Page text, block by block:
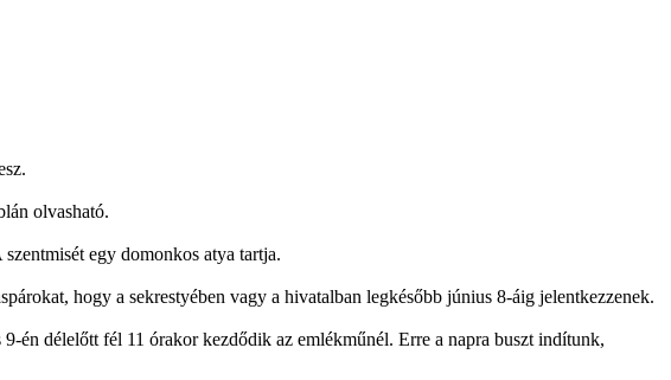
olvasható.
egy domonkos atya tartja.
hogy a sekrestyében vagy a hivatalban legkésőbb június 8-áig jelentkezzenek.
én délelőtt fél 11 órakor kezdődik az emlékműnél. Erre a napra buszt indítunk,